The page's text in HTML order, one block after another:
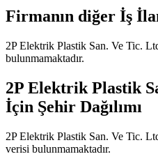
Firmanın diğer İş
2P Elektrik Plastik San. Ve Tic.
bulunmamaktadır.
2P Elektrik Plastik
İçin Şehir Dağılımı
2P Elektrik Plastik San. Ve Tic.
verisi bulunmamaktadır.